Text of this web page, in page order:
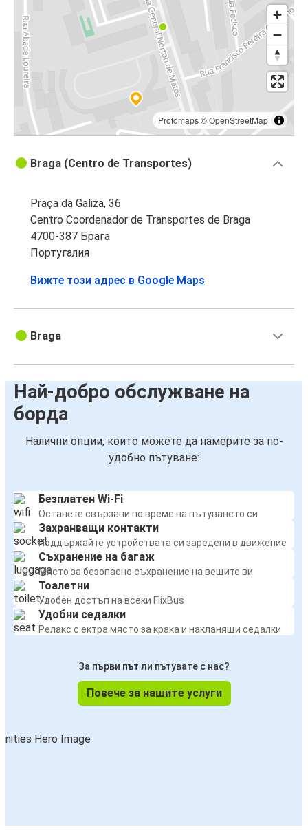
Protomaps©OpenStreetMap
Braga (Centro de Transportes)
Praça da Galiza, 36
Centro Coordenador de Transportes de Braga
4700-387 Брага
Португалия
Вижте този адрес в Google Maps
Braga
Най-добро обслужване на
борда
Налични опции, които можете да намерите за по-
удобно пътуване:
Безплатен Wi-Fi
Останете свързани по време на пътуването си
Захранващи контакти
Поддържайте устройствата си заредени в движение
Съхранение на багаж
Място за безопасно съхранение на вещите ви
Тоалетни
Удобен достъп на всеки FlixBus
Удобни седалки
Релакс с ектра място за крака и накланящи седалки
За първи път ли пътувате с нас?
Повече за нашите услуги